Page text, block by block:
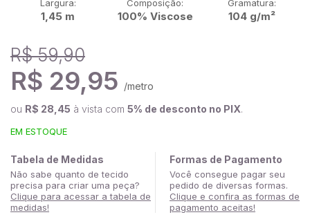
Largura:
1,45 m
Composição:
100% Viscose
Gramatura:
104 g/m²
R$ 59,90
R$ 29,95 /metro
ou R$ 28,45 à vista com 5% de desconto no PIX.
EM ESTOQUE
Tabela de Medidas
Não sabe quanto de tecido
precisa para criar uma peça?
Clique para acessar a tabela de
medidas!
Formas de Pagamento
Você consegue pagar seu
pedido de diversas formas.
Clique e confira as formas de
pagamento aceitas!